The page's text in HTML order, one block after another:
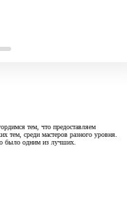
тем, что предоставляем
тем, среди мастеров разного уровня.
было одним из лучших.